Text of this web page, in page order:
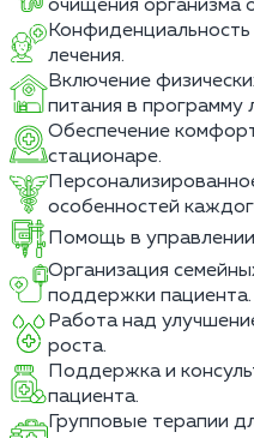
очищения организма
лечения.
Включение
питания в программу
Обеспечение
стационаре.
особенностей
Помощь в
Организация
поддержки пациента.
Работа над
роста.
Поддержка и
пациента.
Групповые терапии